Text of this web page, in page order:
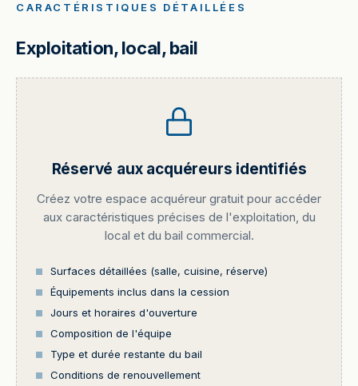
CARACTÉRISTIQUES DÉTAILLÉES
Exploitation, local, bail
Réservé aux acquéreurs identifiés
Créez votre espace acquéreur gratuit pour accéder
aux caractéristiques précises de l'exploitation, du
local et du bail commercial.
Surfaces détaillées (salle, cuisine, réserve)
Équipements inclus dans la cession
Jours et horaires d'ouverture
Composition de l'équipe
Type et durée restante du bail
Conditions de renouvellement